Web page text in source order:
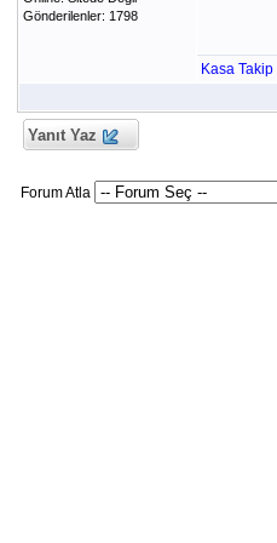
Gönderilenler: 1798
Kasa Takip|
Yanıt Yaz
Forum Atla